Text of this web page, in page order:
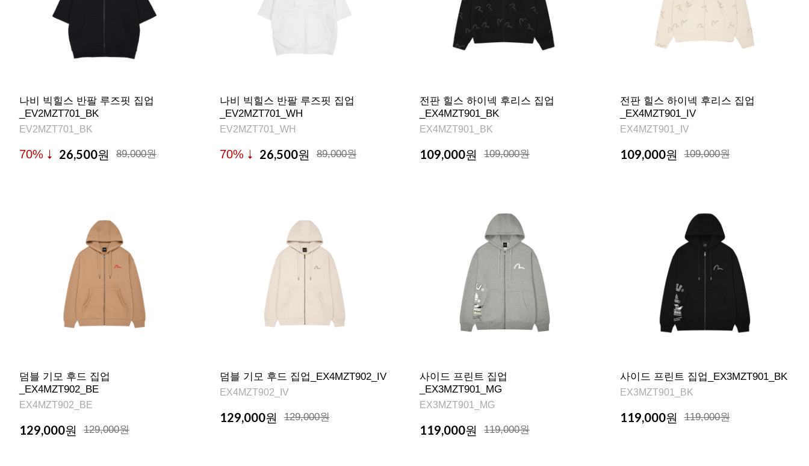
나비 빅힐스 반팔 루즈핏 집업
_EV2MZT701_BK
EV2MZT701_BK
70% 26,500원 89,000원
나비 빅힐스 반팔 루즈핏 집업
_EV2MZT701_WH
EV2MZT701_WH
70% 26,500원 89,000원
전판 힐스 하이넥 후리스 집업
_EX4MZT901_BK
EX4MZT901_BK
109,000원 109,000원
전판 힐스 하이넥 후리스 집업
_EX4MZT901_IV
EX4MZT901_IV
109,000원 109,000원
덤블 기모 후드 집업
_EX4MZT902_BE
EX4MZT902_BE
129,000원 129,000원
덤블 기모 후드 집업_EX4MZT902_IV
EX4MZT902_IV
129,000원 129,000원
사이드 프린트 집업
_EX3MZT901_MG
EX3MZT901_MG
119,000원 119,000원
사이드 프린트 집업_EX3MZT901_BK
EX3MZT901_BK
119,000원 119,000원